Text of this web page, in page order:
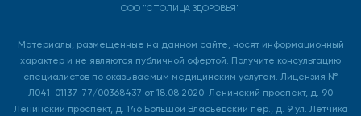
ООО "СТОЛИЦА ЗДОРОВЬЯ"
Материалы, размещенные на данном сайте, носят информационный
характер и не являются публичной офертой. Получите консультацию
специалистов по оказываемым медицинским услугам. Лицензия №
Л041-01137-77/00368437 от 18.08.2020. Ленинский проспект, д. 90
Ленинский проспект, д. 146 Большой Власьевский пер., д. 9 ул. Летчика